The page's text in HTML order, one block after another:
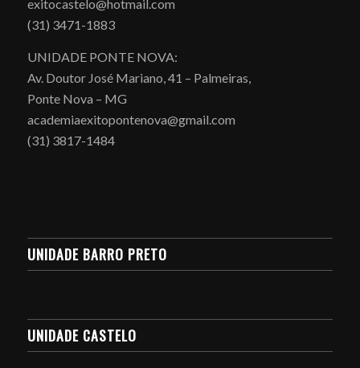
exitocastelo@hotmail.com
(31) 3471-1883
UNIDADE PONTE NOVA:
Av. Doutor José Mariano, 41 – Palmeiras,
Ponte Nova – MG
academiaexitopontenova@gmail.com
(31) 3817-1484
UNIDADE BARRO PRETO
UNIDADE CASTELO